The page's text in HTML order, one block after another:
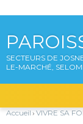
SECTEURS DE
LE-MARCHÉ,
|
AllerAccueil › VIVRE SA FOI